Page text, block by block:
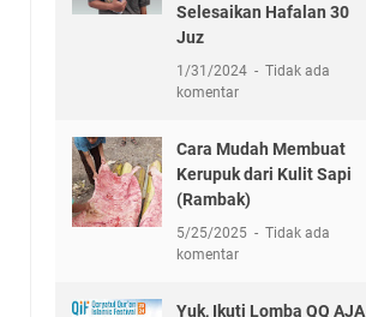
Selesaikan Hafalan 30
Juz
1/31/2024
Tidak ada
komentar
Cara Mudah Membuat
Kerupuk dari Kulit Sapi
(Rambak)
5/25/2025
Tidak ada
komentar
Yuk, Ikuti Lomba QQ AJA